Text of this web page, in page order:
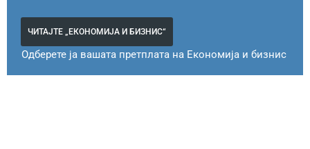
ЧИТАЈТЕ „ЕКОНОМИЈА И БИЗНИС“
Одберете ја вашата претплата на Економија и бизнис